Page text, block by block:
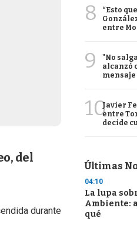
del
durante
8
“Esto
entre
9
"No
alcanzó
10Javier
entre
decide
Últimas
04:10
La lupa
Ambiente:
qué